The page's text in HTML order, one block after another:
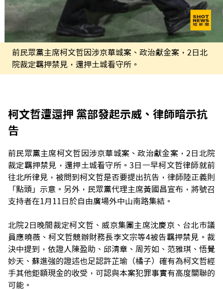
前民眾黨主席柯文哲因涉京華城案、政治獻金案，2日北
院裁定羈押禁見，還押土城看守所。
柯文哲遭還押 黨部發起示威、律師暗示抗
告
前民眾黨主席柯文哲因涉京華城案、政治獻金案，2日北院
裁定羈押禁見，還押土城看守所。3日一早柯文哲律師就前
往北所律見，被問到柯文哲是否要提出抗告，律師陸正義則
「點頭」示意。另外，民眾黨代理主席黃國昌宣布，將號召
支持者在1月11日於自由廣場外中山南路集結。
北院2日晚間裁定柯文哲、威京集團主席沈慶京、台北市議
員應曉薇、柯文哲競辦財務長李文宗等4被告羈押禁見。裁
決中提到，依證人陳盈助、邱清章、周芳如、范雅琪、悟覺
妙天、蘇進強的證述也足認許芷瑜（橘子）確有為柯文哲經
手其他鉅額現金的收受，可認與本案犯罪事實有高度關聯的
可能。